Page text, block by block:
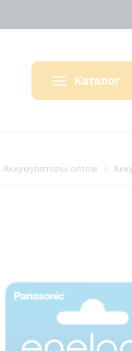
Каталог
Аккумуляторы оптом